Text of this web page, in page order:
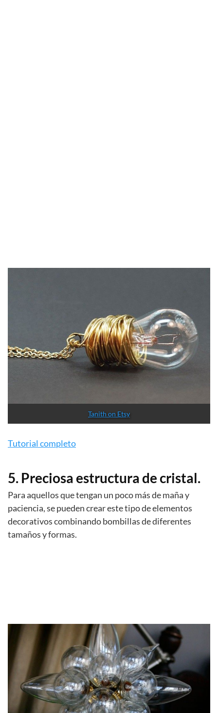
Tanith on Etsy
Tutorial completo
5. Preciosa estructura de cristal.
Para aquellos que tengan un poco más de maña y
paciencia, se pueden crear este tipo de elementos
decorativos combinando bombillas de diferentes
tamaños y formas.